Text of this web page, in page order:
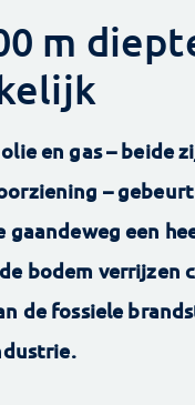
m
en gas – beide
–
gaandeweg een
bodem
de fossiele